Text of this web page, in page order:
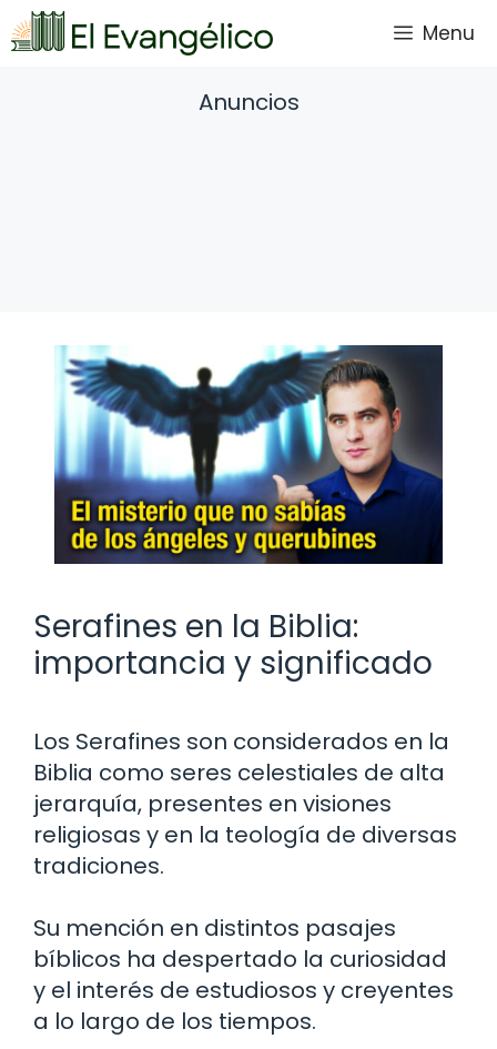
Saltar
al
Menu
Anuncios
Serafines en la Biblia:
importancia y significado
Los Serafines son considerados en la
Biblia como seres celestiales de alta
jerarquía, presentes en visiones
religiosas y en la teología de diversas
tradiciones.
Su mención en distintos pasajes
bíblicos ha despertado la curiosidad
y el interés de estudiosos y creyentes
a lo largo de los tiempos.